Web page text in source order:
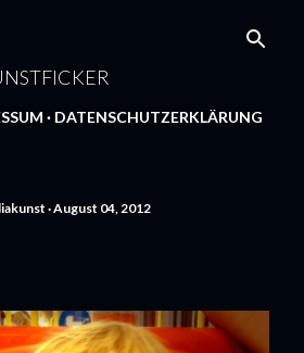
DATENSCHUTZERKLÄRUNG
August 04, 2012